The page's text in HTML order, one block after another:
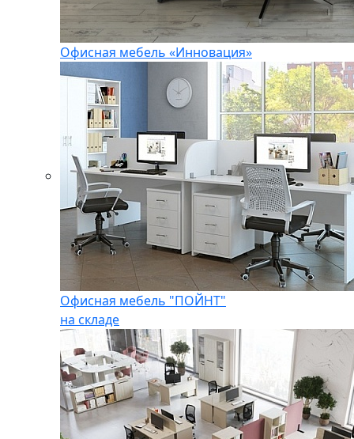
Офисная мебель «Инновация»
Офисная мебель "ПОЙНТ"
на складе